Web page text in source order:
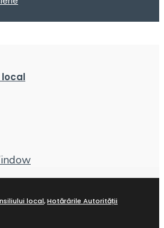
local
local,Hotărârile Autorității